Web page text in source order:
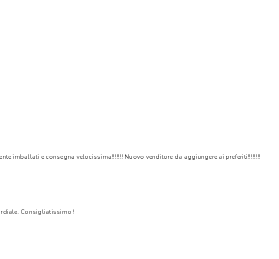
imballati e consegna velocissima!!!!!!! Nuovo venditore da aggiungere ai preferiti!!!!!!!!
Consigliatissimo !